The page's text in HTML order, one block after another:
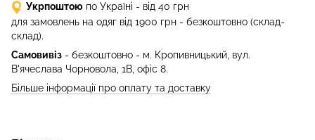
Укрпоштою по Україні - від 40 грн
для замовлень на одяг від 1900 грн - безкоштовно (склад-
склад).
Самовивіз - безкоштовно - м. Кропивницький, вул.
В'ячеслава Чорновола, 1В, офіс 8.
Більше інформації про оплату та доставку